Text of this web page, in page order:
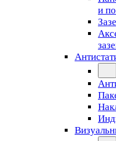
и